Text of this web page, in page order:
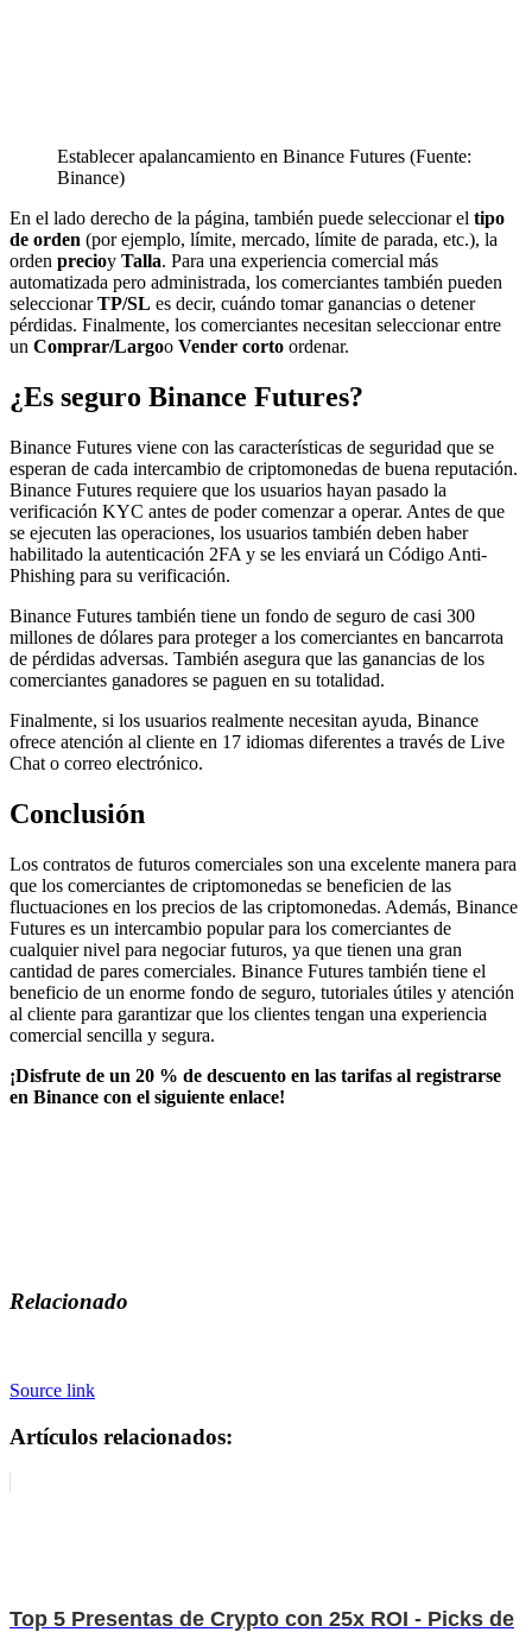
Establecer apalancamiento en Binance Futures (Fuente:
Binance)
En el lado derecho de la página, también puede seleccionar el tipo
de orden (por ejemplo, límite, mercado, límite de parada, etc.), la
orden precioy Talla. Para una experiencia comercial más
automatizada pero administrada, los comerciantes también pueden
seleccionarTP/SL es decir, cuándo tomar ganancias o detener
pérdidas. Finalmente, los comerciantes necesitan seleccionar entre
un Comprar/Largoo Vender corto ordenar.
¿Es seguro Binance Futures?
Binance Futures viene con las características de seguridad que se
esperan de cada intercambio de criptomonedas de buena reputación.
Binance Futures requiere que los usuarios hayan pasado la
verificación KYC antes de poder comenzar a operar. Antes de que
se ejecuten las operaciones, los usuarios también deben haber
habilitado la autenticación 2FA y se les enviará un Código Anti-
Phishing para su verificación.
Binance Futures también tiene un fondo de seguro de casi 300
millones de dólares para proteger a los comerciantes en bancarrota
de pérdidas adversas. También asegura que las ganancias de los
comerciantes ganadores se paguen en su totalidad.
Finalmente, si los usuarios realmente necesitan ayuda, Binance
ofrece atención al cliente en 17 idiomas diferentes a través de Live
Chat o correo electrónico.
Conclusión
Los contratos de futuros comerciales son una excelente manera para
que los comerciantes de criptomonedas se beneficien de las
fluctuaciones en los precios de las criptomonedas. Además, Binance
Futures es un intercambio popular para los comerciantes de
cualquier nivel para negociar futuros, ya que tienen una gran
cantidad de pares comerciales. Binance Futures también tiene el
beneficio de un enorme fondo de seguro, tutoriales útiles y atención
al cliente para garantizar que los clientes tengan una experiencia
comercial sencilla y segura.
¡Disfrute de un 20 % de descuento en las tarifas al registrarse
en Binance con el siguiente enlace!
Relacionado
Source link
Artículos relacionados:
Top 5 Presentas de Crypto con 25x ROI - Picks de